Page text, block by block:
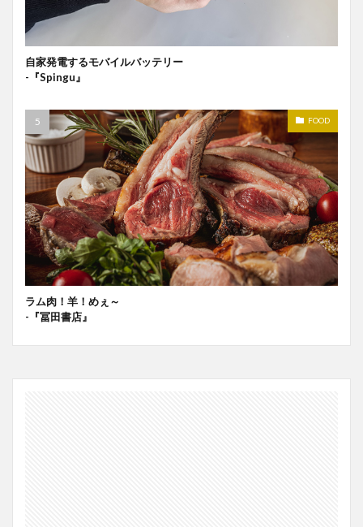
自家発電するモバイルバッテリー
-『Spingu』
FOOD
ラム肉！羊！めぇ～
-『冨田書店』